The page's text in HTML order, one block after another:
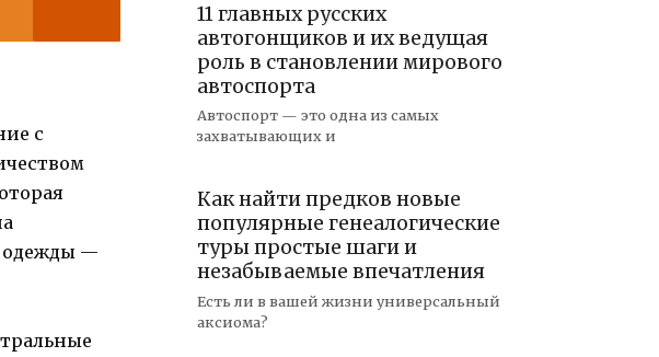
с
одежды —
11 главных русских
автогонщиков и их ведущая
роль в становлении мирового
автоспорта
Автоспорт — это одна из самых
захватывающих и
Как найти предков новые
популярные генеалогические
туры простые шаги и
незабываемые впечатления
Есть ли в вашей жизни универсальный
аксиома?